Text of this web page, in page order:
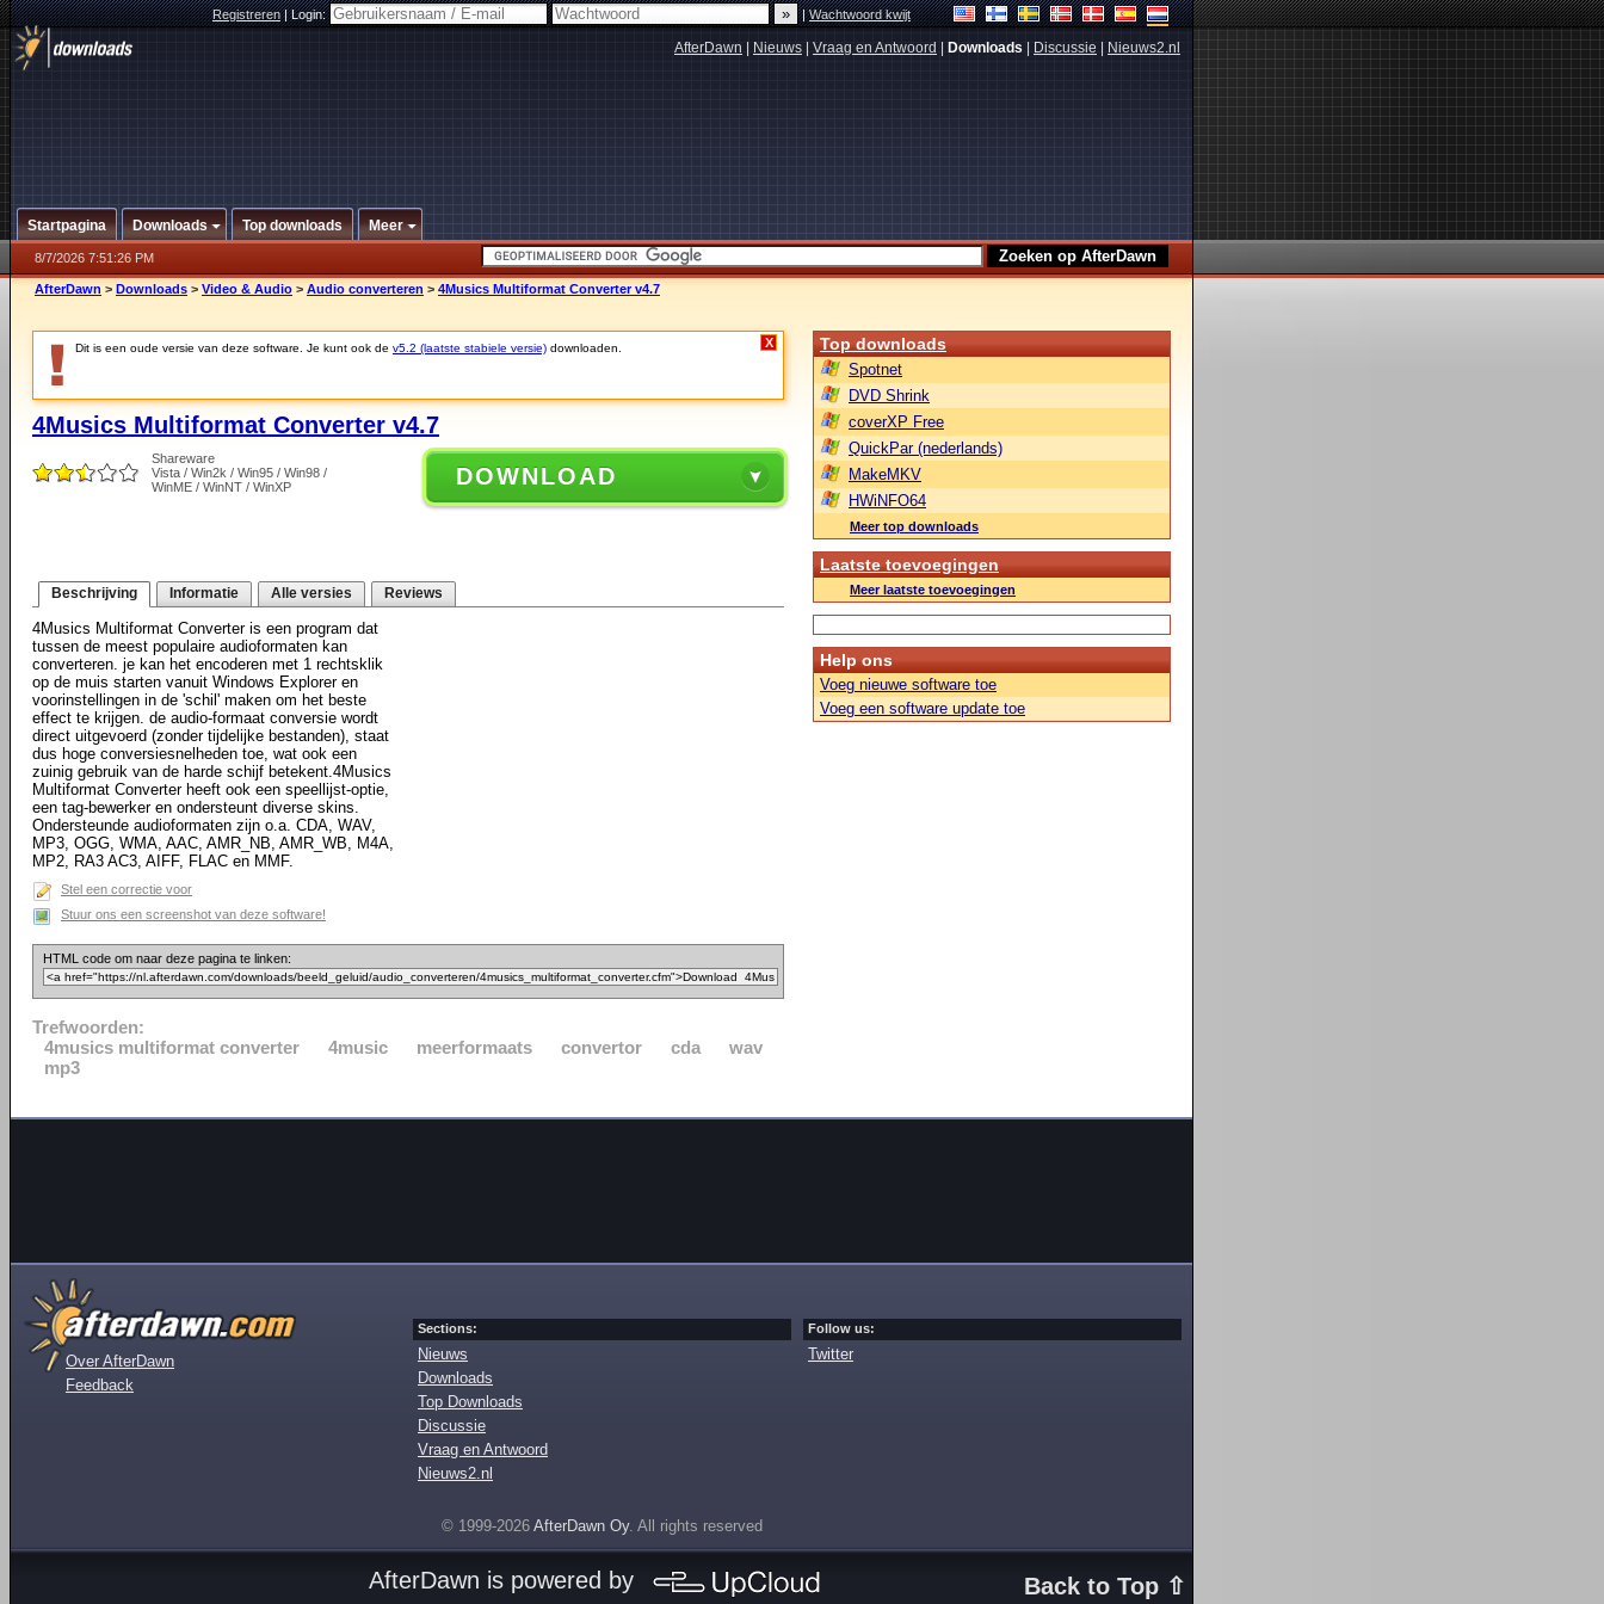
Registreren|Login: |Wachtwoord kwijt
AfterDawn Nieuws Vraag en Antwoord Downloads Discussie Nieuws2.nl
Startpagina Downloads Top downloads Meer
8/7/2026 7:51:26 PM
AfterDawn > Downloads > Video & Audio > Audio converteren > 4Musics Multiformat Converter v4.7
Dit is een oude versie van deze software. Je kunt ook de v5.2 (laatste stabiele versie) downloaden. X
4Musics Multiformat Converter v4.7
Shareware
Vista / Win2k / Win95 / Win98 /
WinME / WinNT / WinXP
DOWNLOAD
Beschrijving Informatie Alle versies Reviews
4Musics Multiformat Converter is een program dat
tussen de meest populaire audioformaten kan
converteren. je kan het encoderen met 1 rechtsklik
op de muis starten vanuit Windows Explorer en
voorinstellingen in de 'schil' maken om het beste
effect te krijgen. de audio-formaat conversie wordt
direct uitgevoerd (zonder tijdelijke bestanden), staat
dus hoge conversiesnelheden toe, wat ook een
zuinig gebruik van de harde schijf betekent.4Musics
Multiformat Converter heeft ook een speellijst-optie,
een tag-bewerker en ondersteunt diverse skins.
Ondersteunde audioformaten zijn o.a. CDA, WAV,
MP3, OGG, WMA, AAC, AMR_NB, AMR_WB, M4A,
MP2, RA3 AC3, AIFF, FLAC en MMF.
Stel een correctie voor
Stuur ons een screenshot van deze software!
HTML code om naar deze pagina te linken:
Trefwoorden:
4musics multiformat converter
4music meerformaats convertor cda
wav
mp3
Top downloads
Spotnet
DVD Shrink
coverXP Free
QuickPar (nederlands)
MakeMKV
HWiNFO64
Meer top downloads
Laatste toevoegingen
Meer laatste toevoegingen
Help ons
Voeg nieuwe software toe
Voeg een software update toe
Over AfterDawn
Feedback
Sections:
Nieuws
Downloads
Top Downloads
Discussie
Vraag en Antwoord
Nieuws2.nl
Follow us:
Twitter
© 1999-2026 AfterDawn Oy. All rights reserved
Back to Top ⇧
AfterDawn is powered by